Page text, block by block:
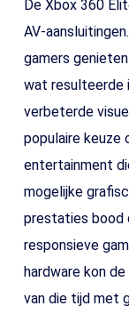
De Xbox 360
AV-
gamers
wat resulteerde
verbeterde
populaire keuze
entertainment
mogelijke
prestaties bood
responsieve
hardware kon
van die tijd met